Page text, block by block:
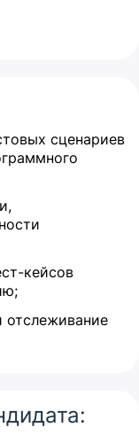
сценариев
кейсов
отслеживание